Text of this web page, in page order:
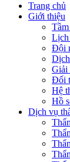
Trang chủ
Giới thiệu
Lịch
Đội
Giải
Đối
Hệ
Hồ
Dịch vụ